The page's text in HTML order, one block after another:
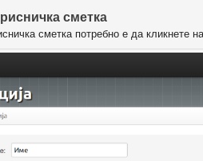
сметка
сметка потребно е да кликнете